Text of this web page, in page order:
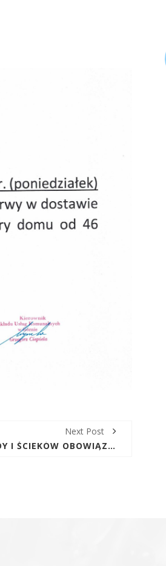
Next Post
CENA WODY I ŚCIEKÓW OBOWIĄZUJĄCA NA OBSZARZE OBSŁUGIWANYM PRZEZ ZUK W GÓRNIE OD 26.06.2023R